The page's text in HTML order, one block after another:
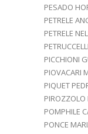
PESADO
PETRELE
PETRELE
PICCHIONI
PIOVACARI
PIQUET
PIROZZOLO
POMPHILE
PONCE